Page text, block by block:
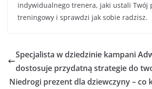
indywidualnego trenera, jaki ustali Twój
treningowy i sprawdzi jak sobie radzisz.
Specjalista w dziedzinie kampani
dostosuje przydatną strategie do
Niedrogi prezent dla dziewczyny – co